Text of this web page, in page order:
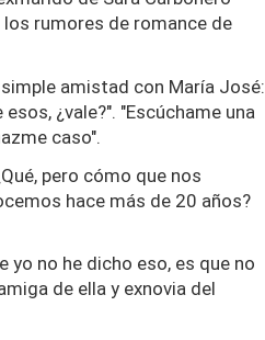
rumores de romance de
amistad con María José:
¿vale?". "Escúchame una
caso".
pero cómo que nos
hace más de 20 años?
yo no he dicho eso, es que no
de ella y exnovia del